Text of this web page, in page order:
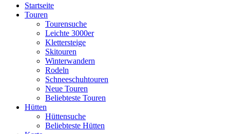
Startseite
Touren
Tourensuche
Leichte 3000er
Klettersteige
Skitouren
Winterwandern
Rodeln
Schneeschuhtouren
Neue Touren
Beliebteste Touren
Hütten
Hüttensuche
Beliebteste Hütten